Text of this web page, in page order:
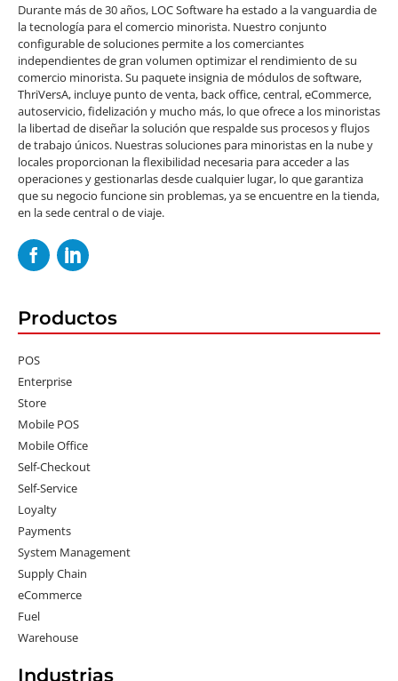
Durante más de 30 años, LOC Software ha estado a la vanguardia de
la tecnología para el comercio minorista. Nuestro conjunto
configurable de soluciones permite a los comerciantes
independientes de gran volumen optimizar el rendimiento de su
comercio minorista. Su paquete insignia de módulos de software,
ThriVersA, incluye punto de venta, back office, central, eCommerce,
autoservicio, fidelización y mucho más, lo que ofrece a los minoristas
la libertad de diseñar la solución que respalde sus procesos y flujos
de trabajo únicos. Nuestras soluciones para minoristas en la nube y
locales proporcionan la flexibilidad necesaria para acceder a las
operaciones y gestionarlas desde cualquier lugar, lo que garantiza
que su negocio funcione sin problemas, ya se encuentre en la tienda,
en la sede central o de viaje.
Productos
POS
Enterprise
Store
Mobile POS
Mobile Office
Self-Checkout
Self-Service
Loyalty
Payments
System Management
Supply Chain
eCommerce
Fuel
Warehouse
Industrias